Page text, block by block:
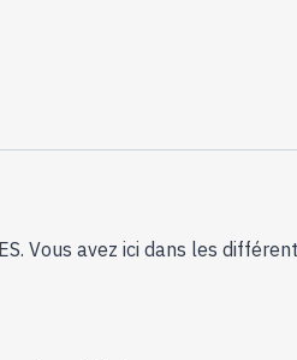
Vous avez ici dans les